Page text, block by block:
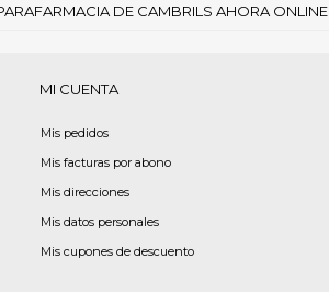
DE CAMBRILS AHORA ONLINE
MI CUENTA
Mis pedidos
Mis facturas por abono
Mis direcciones
Mis datos personales
Mis cupones de descuento